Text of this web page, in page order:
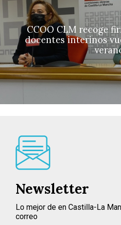
CCOO CLM recoge
docentes interinos
Newsletter
Lo mejor de en Castilla-La
correo